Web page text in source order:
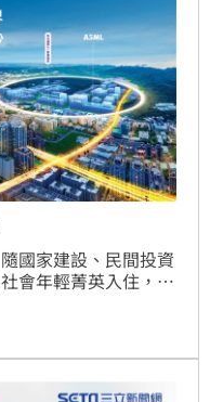
國家建設、民間投資
會年輕菁英入住，人
亦可直通華亞科技園
未來AI紅利可期下，